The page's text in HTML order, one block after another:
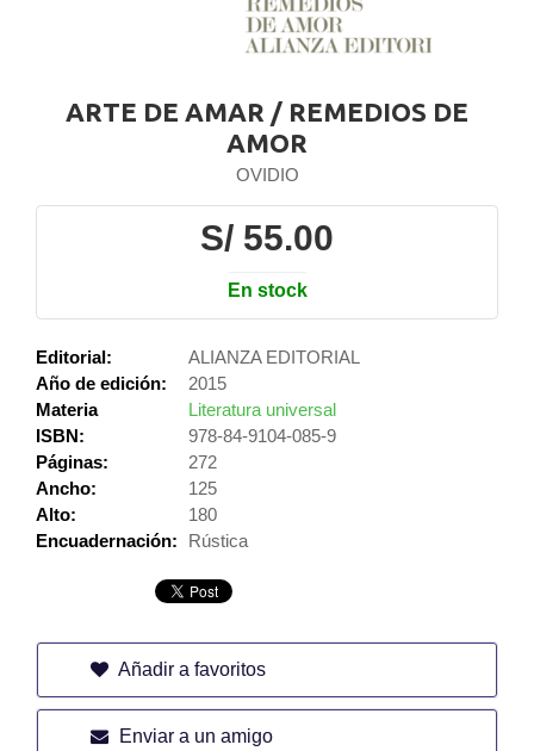
ARTE DE AMAR / REMEDIOS DE
AMOR
OVIDIO
S/ 55.00
En stock
Editorial:
ALIANZA EDITORIAL
Año de edición:
2015
Materia
Literatura universal
ISBN:
978-84-9104-085-9
Páginas:
272
Ancho:
125
Alto:
180
Encuadernación:
Rústica
Añadir a favoritos
Enviar a un amigo